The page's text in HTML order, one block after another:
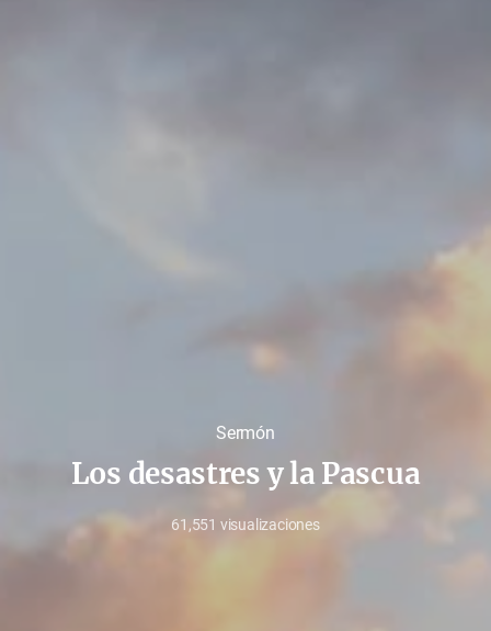
Sermón
Los desastres y la Pascua
febrero
61,551 visualizaciones